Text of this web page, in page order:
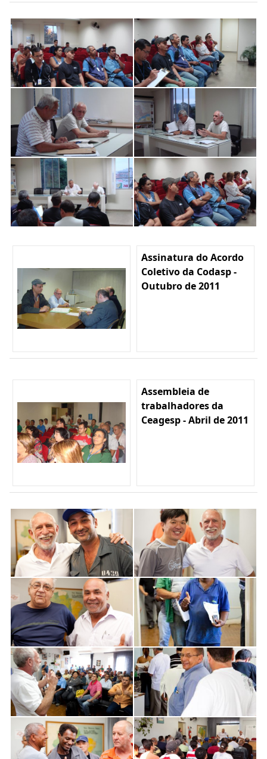
Assinatura do Acordo
Coletivo da Codasp -
Outubro de 2011
Assembleia de
trabalhadores da
Ceagesp - Abril de 2011